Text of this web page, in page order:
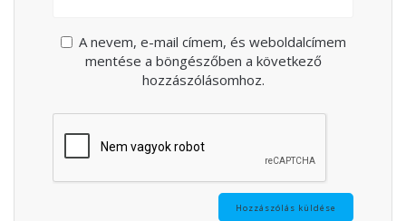
A nevem, e-mail címem, és weboldalcímem
mentése a böngészőben a következő
hozzászólásomhoz.